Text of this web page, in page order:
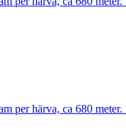
per härva, ca 680